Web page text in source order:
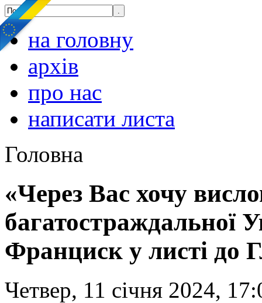
на головну
архів
про нас
написати листа
Головна
«Через Вас хочу
багатостраждальної
Франциск у листі до
Четвер, 11 січня 2024,